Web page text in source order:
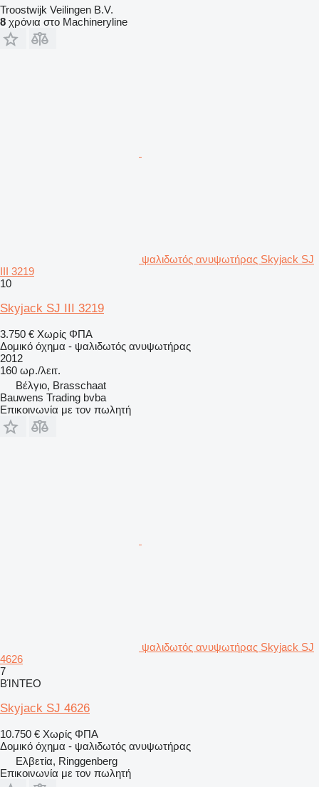
Troostwijk Veilingen B.V.
8 χρόνια στο Machineryline
ψαλιδωτός ανυψωτήρας Skyjack SJ
III 3219
10
Skyjack SJ III 3219
3.750 € Χωρίς ΦΠΑ
Δομικό όχημα - ψαλιδωτός ανυψωτήρας
2012
160 ωρ./λειτ.
Βέλγιο, Brasschaat
Bauwens Trading bvba
Επικοινωνία με τον πωλητή
ψαλιδωτός ανυψωτήρας Skyjack SJ
4626
7
ΒΊΝΤΕΟ
Skyjack SJ 4626
10.750 € Χωρίς ΦΠΑ
Δομικό όχημα - ψαλιδωτός ανυψωτήρας
Ελβετία, Ringgenberg
Επικοινωνία με τον πωλητή